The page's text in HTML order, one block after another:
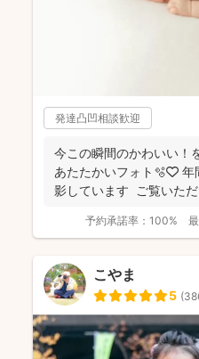
発達凸凹相談歓迎
今この瞬間のかわいい！
あたたかいフォト🫧🤍
影しています ご覧いた
予約承諾率： 100%
こやま
5 (